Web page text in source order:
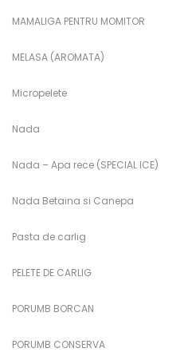
MAMALIGA PENTRU MOMITOR
MELASA (AROMATA)
Micropelete
Nada
Nada – Apa rece (SPECIAL ICE)
Nada Betaina si Canepa
Pasta de carlig
PELETE DE CARLIG
PORUMB BORCAN
PORUMB CONSERVA